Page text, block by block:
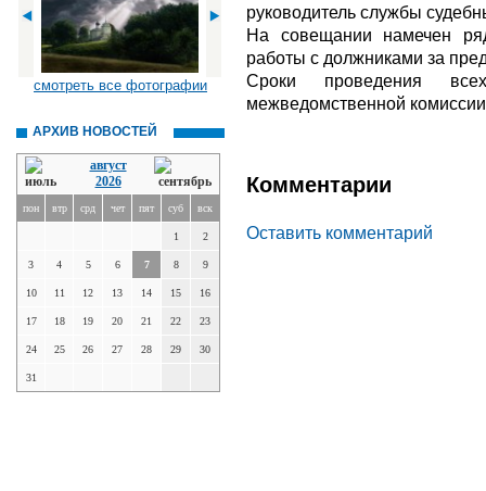
смотреть все фотографии
АРХИВ НОВОСТЕЙ
август
2026
пон втр срд чет пят суб вск
1 2
3 4 5 6 7 8 9
10 11 12 13 14 15 16
17 18 19 20 21 22 23
24 25 26 27 28 29 30
31
руководитель службы
На совещании намечен
работы с должниками за
Сроки проведения
межведомственной
Комментарии
Оставить комментарий